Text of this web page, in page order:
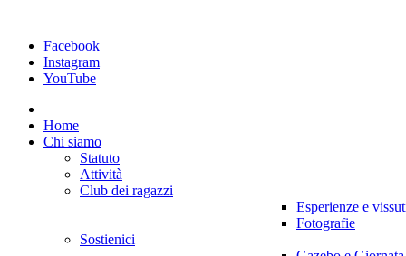
Facebook
Instagram
YouTube
Home
Chi siamo
Statuto
Attività
Club dei ragazzi
Esperienze e
Fotografie
Sostienici